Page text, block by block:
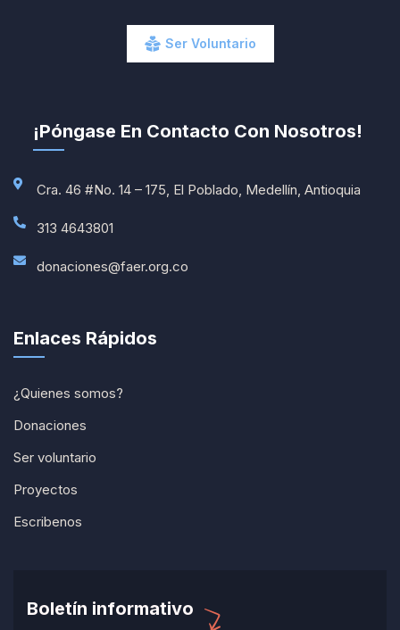
Ser Voluntario
¡Póngase En Contacto Con Nosotros!
Cra. 46 #No. 14 – 175, El Poblado, Medellín, Antioquia
313 4643801
donaciones@faer.org.co
Enlaces Rápidos
¿Quienes somos?
Donaciones
Ser voluntario
Proyectos
Escribenos
Boletín informativo